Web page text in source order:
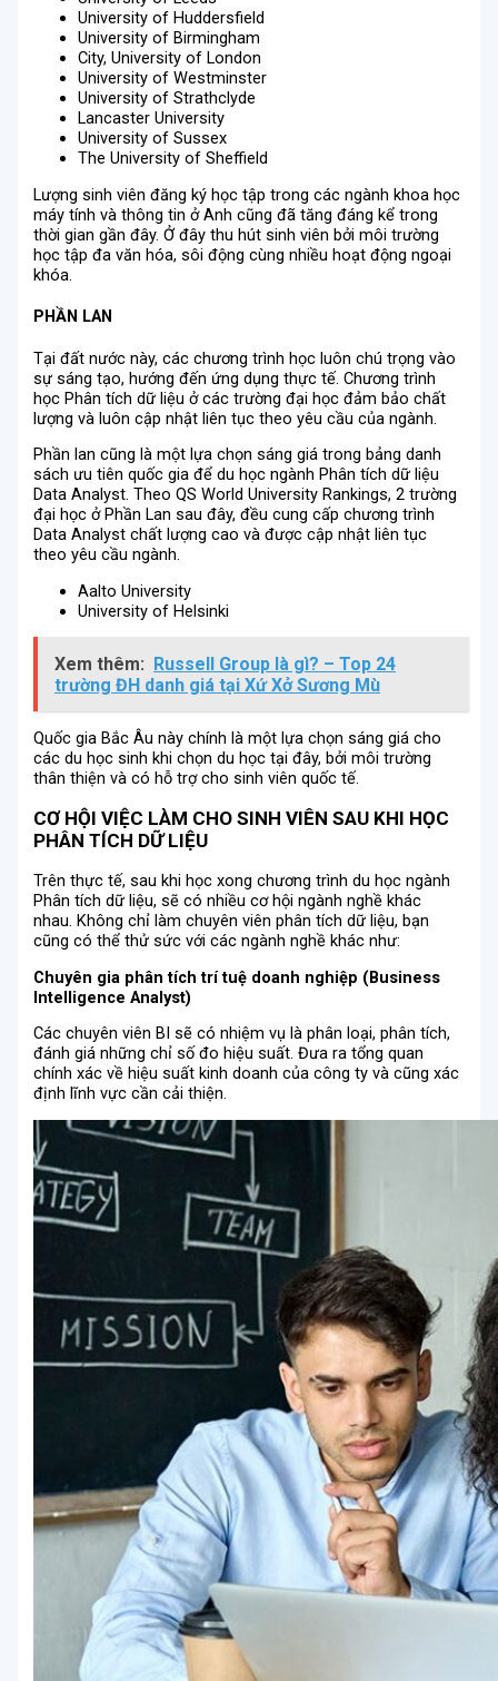
University of Huddersfield
University of Birmingham
City, University of London
University of Westminster
University of Strathclyde
Lancaster University
University of Sussex
The University of Sheffield
Lượng sinh viên đăng ký học tập trong các ngành khoa học
máy tính và thông tin ở Anh cũng đã tăng đáng kể trong
thời gian gần đây. Ở đây thu hút sinh viên bởi môi trường
học tập đa văn hóa, sôi động cùng nhiều hoạt động ngoại
khóa.
PHẦN LAN
Tại đất nước này, các chương trình học luôn chú trọng vào
sự sáng tạo, hướng đến ứng dụng thực tế. Chương trình
học Phân tích dữ liệu ở các trường đại học đảm bảo chất
lượng và luôn cập nhật liên tục theo yêu cầu của ngành.
Phần lan cũng là một lựa chọn sáng giá trong bảng danh
sách ưu tiên quốc gia để du học ngành Phân tích dữ liệu
Data Analyst. Theo QS World University Rankings, 2 trường
đại học ở Phần Lan sau đây, đều cung cấp chương trình
Data Analyst chất lượng cao và được cập nhật liên tục
theo yêu cầu ngành.
Aalto University
University of Helsinki
Xem thêm: Russell Group là gì? – Top 24
trường ĐH danh giá tại Xứ Xở Sương Mù
Quốc gia Bắc Âu này chính là một lựa chọn sáng giá cho
các du học sinh khi chọn du học tại đây, bởi môi trường
thân thiện và có hỗ trợ cho sinh viên quốc tế.
CƠ HỘI VIỆC LÀM CHO SINH VIÊN SAU KHI HỌC
PHÂN TÍCH DỮ LIỆU
Trên thực tế, sau khi học xong chương trình du học ngành
Phân tích dữ liệu, sẽ có nhiều cơ hội ngành nghề khác
nhau. Không chỉ làm chuyên viên phân tích dữ liệu, bạn
cũng có thể thử sức với các ngành nghề khác như:
Chuyên gia phân tích trí tuệ doanh nghiệp (Business
Intelligence Analyst)
Các chuyên viên BI sẽ có nhiệm vụ là phân loại, phân tích,
đánh giá những chỉ số đo hiệu suất. Đưa ra tổng quan
chính xác về hiệu suất kinh doanh của công ty và cũng xác
định lĩnh vực cần cải thiện.